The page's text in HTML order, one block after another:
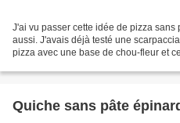
J'ai vu passer cette idée de pizza
aussi. J'avais déjà testé une
pizza avec une base de chou-fleur et
Quiche sans pâte